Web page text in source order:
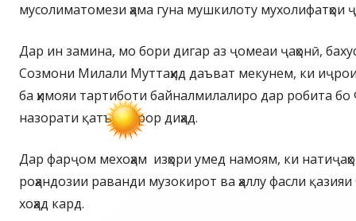
мусолиматомези ҳама гуна мушкилоту мухолифатҳои
Дар ин замина, мо бори дигар аз ҷомеаи ҷаҳонӣ,
Созмони Милали Муттаҳид даъват мекунем, ки иҷрои
ба ҳимояи тартиботи байналмилалиро дар робита бо
назорати қатъӣ қарор диҳад.
Дар фарҷом мехоҳам изҳори умед намоям, ки
роҳандозии раванди музокирот ва ҳаллу фасли
хоҳад кард.